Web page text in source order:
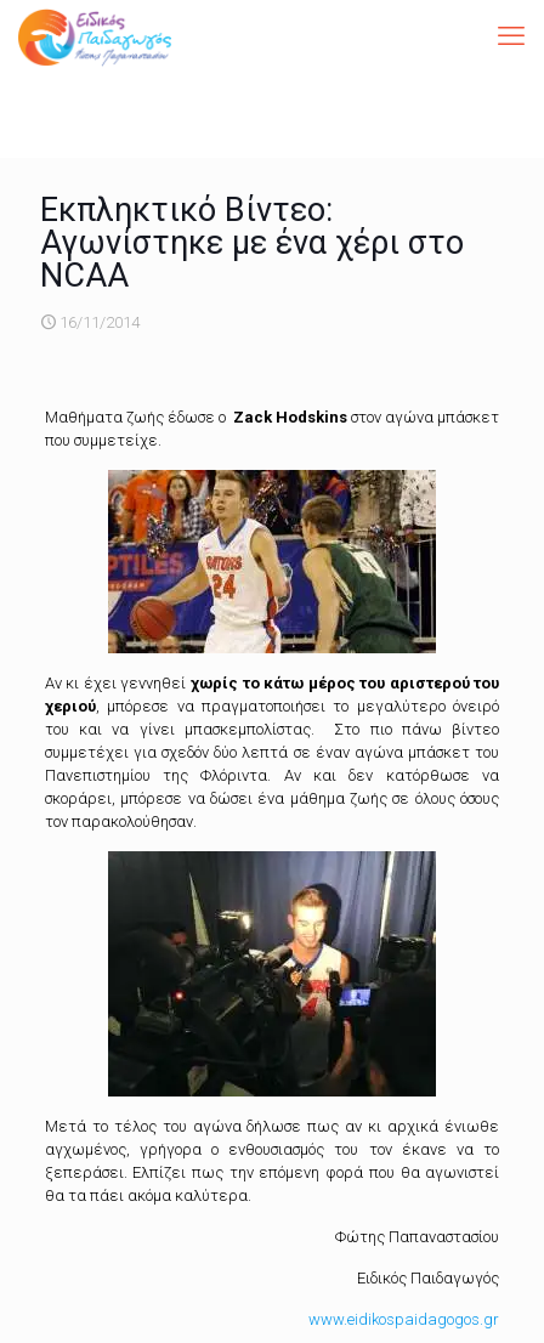
Εκπληκτικό Βίντεο:
Αγωνίστηκε με ένα χέρι στο
NCAA
16/11/2014
Μαθήματα ζωής έδωσε ο Zack Hodskins στον αγώνα μπάσκετ
που συμμετείχε.
Αν κι έχει γεννηθεί χωρίς το κάτω μέρος του αριστερού του
χεριού, μπόρεσε να πραγματοποιήσει το μεγαλύτερο όνειρό
του και να γίνει μπασκεμπολίστας. Στο πιο πάνω βίντεο
συμμετέχει για σχεδόν δύο λεπτά σε έναν αγώνα μπάσκετ του
Πανεπιστημίου της Φλόριντα. Αν και δεν κατόρθωσε να
σκοράρει, μπόρεσε να δώσει ένα μάθημα ζωής σε όλους όσους
τον παρακολούθησαν.
Μετά το τέλος του αγώνα δήλωσε πως αν κι αρχικά ένιωθε
αγχωμένος, γρήγορα ο ενθουσιασμός του τον έκανε να το
ξεπεράσει. Ελπίζει πως την επόμενη φορά που θα αγωνιστεί
θα τα πάει ακόμα καλύτερα.
Φώτης Παπαναστασίου
Ειδικός Παιδαγωγός
www.eidikospaidagogos.gr